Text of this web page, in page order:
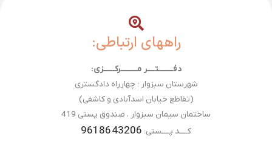
راههای ارتباطی:
دفــــــــتــــر مـــــــــرکــــــزی:
شهرستان سبزوار ؛ چهارراه دادگستری
(تقاطع خیابان اسدآبادی و کاشفی)
ساختمان سیمان سبزوار ، صندوق پستی 419
کــــد پــــستی: 9618643206